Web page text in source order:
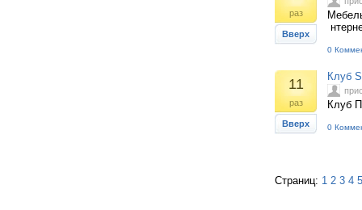
раз
Вверх
0
11
раз
Вверх
Клуб
Клуб
0
Страниц: 1 2 3 4 5